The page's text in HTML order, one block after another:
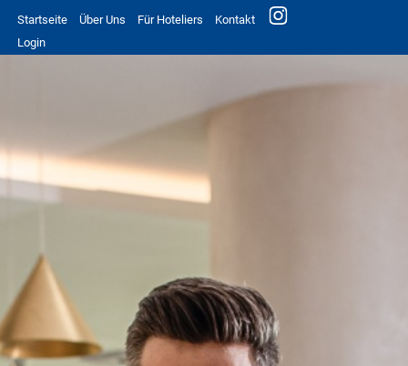
Startseite Über Uns Für Hoteliers
Kontakt
Login